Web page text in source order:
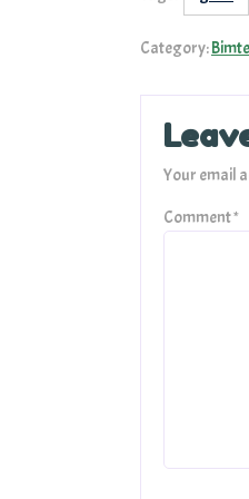
Category:
Your email
Comment*